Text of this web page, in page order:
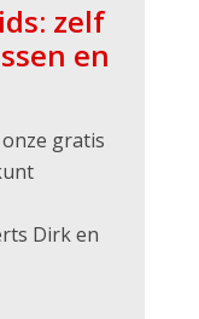
zelf
en
gratis
Dirk en